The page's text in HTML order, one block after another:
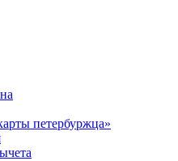
петербуржца»